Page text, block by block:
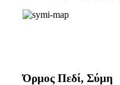
Όρμος Πεδί, Σύμη